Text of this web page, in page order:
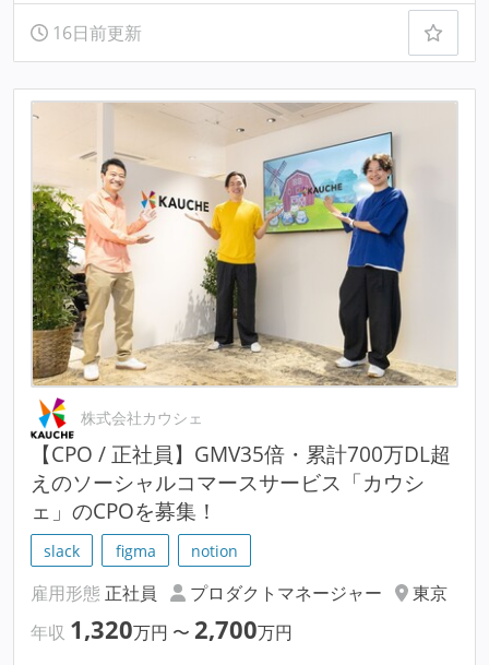
16日前更新
株式会社カウシェ
【CPO / 正社員】GMV35倍・累計700万DL超
えのソーシャルコマースサービス「カウシ
ェ」のCPOを募集！
slack figma notion
雇用形態 正社員 プロダクトマネージャー
東京
年収 1,320万円 〜 2,700万円